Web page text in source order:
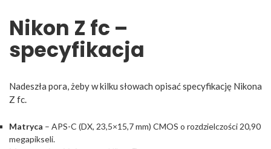
Nikon Z fc –
specyfikacja
Nadeszła pora, żeby w kilku słowach opisać specyfikację Nikona
Z fc.
Matryca – APS-C (DX, 23,5×15,7 mm) CMOS o rozdzielczości 20,90
megapikseli.